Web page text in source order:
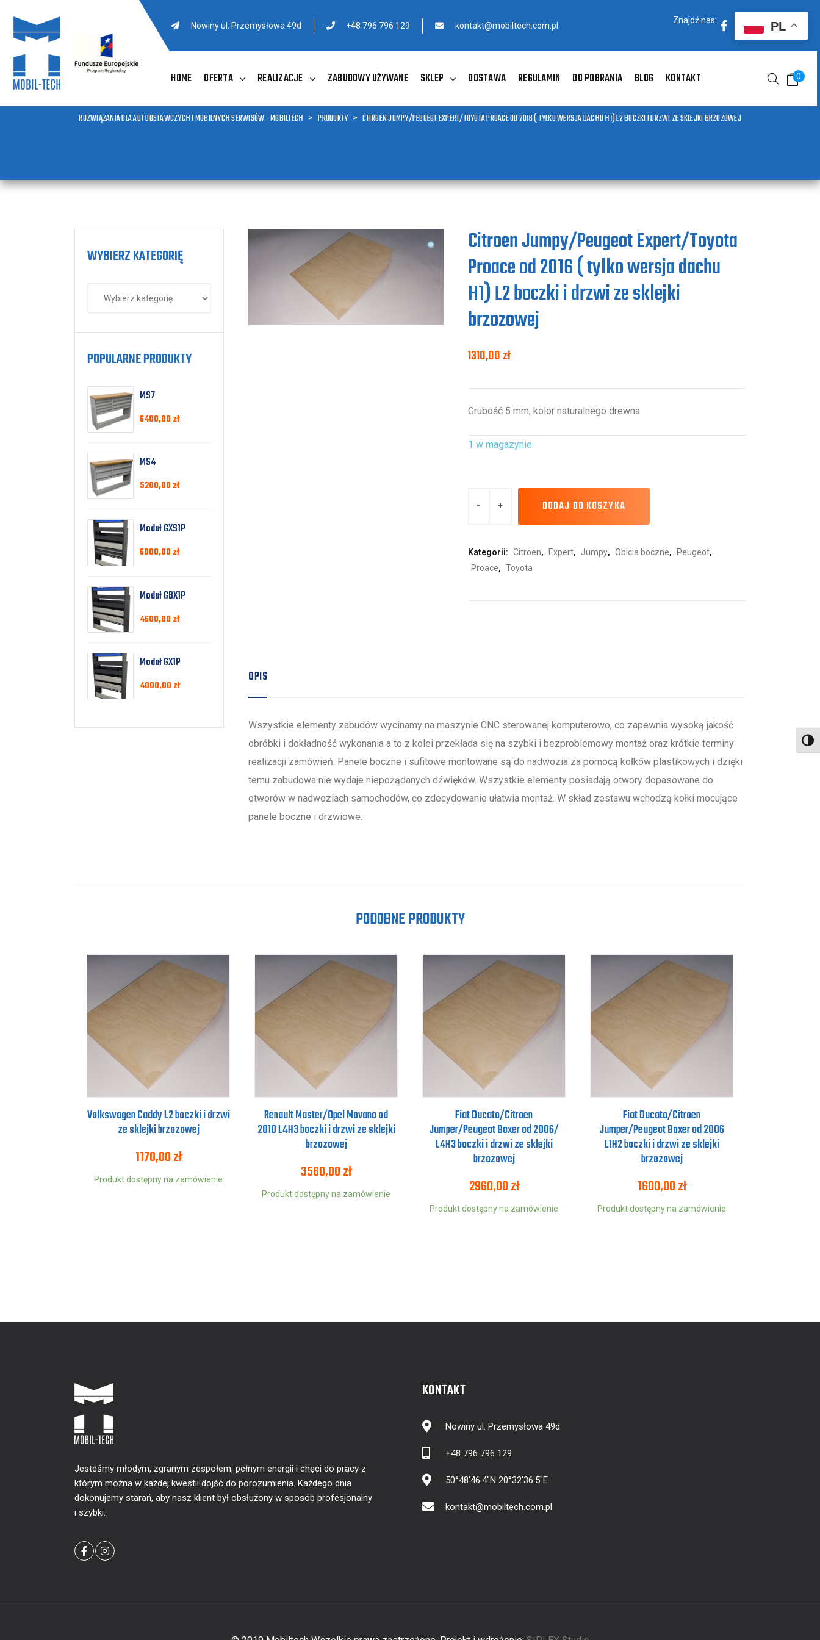
Nowiny ul. Przemysłowa 49d +48 796 796 129 kontakt@mobiltech.com.pl
Znajdź nas:
HOME OFERTA REALIZACJE ZABUDOWY UŻYWANE SKLEP DOSTAWA REGULAMIN DO POBRANIA BLOG KONTAKT 0
ROZWIĄZANIA DLA AUT DOSTAWCZYCH I MOBILNYCH SERWISÓW - MOBILTECH > PRODUKTY > CITROEN JUMPY/PEUGEOT EXPERT/TOYOTA PROACE OD 2016 ( TYLKO WERSJA DACHU H1) L2 BOCZKI I DRZWI ZE SKLEJKI BRZOZOWEJ
Citroen Jumpy/Peugeot Expert/Toyota
Proace od 2016 ( tylko wersja dachu
H1) L2 boczki i drzwi ze sklejki
brzozowej
1310,00zł
Grubość 5 mm, kolor naturalnego drewna
1 w magazynie
DODAJ DO KOSZYKA
Kategorii: Citroen, Expert, Jumpy, Obicia boczne, Peugeot,
Proace, Toyota
OPIS
Wszystkie elementy zabudów wycinamy na maszynie CNC sterowanej komputerowo, co zapewnia wysoką jakość
obróbki i dokładność wykonania a to z kolei przekłada się na szybki i bezproblemowy montaż oraz krótkie terminy
realizacji zamówień. Panele boczne i sufitowe montowane są do nadwozia za pomocą kołków plastikowych i dzięki
temu zabudowa nie wydaje niepożądanych dźwięków. Wszystkie elementy posiadają otwory dopasowane do
otworów w nadwoziach samochodów, co zdecydowanie ułatwia montaż. W skład zestawu wchodzą kołki mocujące
panele boczne i drzwiowe.
WYBIERZ KATEGORIĘ
POPULARNE PRODUKTY
MS7
6400,00 zł
MS4
5200,00 zł
Moduł GXS1P
6000,00 zł
Moduł GBX1P
4600,00 zł
Moduł GX1P
4000,00 zł
PODOBNE PRODUKTY
Volkswagen Caddy L2 boczki i drzwi
ze sklejki brzozowej
1170,00zł
Produkt dostępny na zamówienie
Renault Master/Opel Movano od
2010 L4H3 boczki i drzwi ze sklejki
brzozowej
3560,00zł
Produkt dostępny na zamówienie
Fiat Ducato/Citroen
Jumper/Peugeot Boxer od 2006/
L4H3 boczki i drzwi ze sklejki
brzozowej
2960,00zł
Produkt dostępny na zamówienie
Fiat Ducato/Citroen
Jumper/Peugeot Boxer od 2006
L1H2 boczki i drzwi ze sklejki
brzozowej
1600,00zł
Produkt dostępny na zamówienie
Jesteśmy młodym, zgranym zespołem, pełnym energii i chęci do pracy z
którym można w każdej kwestii dojść do porozumienia. Każdego dnia
dokonujemy starań, aby nasz klient był obsłużony w sposób profesjonalny
i szybki.
KONTAKT
Nowiny ul. Przemysłowa 49d
+48 796 796 129
50°48'46.4"N 20°32'36.5"E
kontakt@mobiltech.com.pl
PL